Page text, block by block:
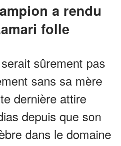
folle
sûrement pas
sans sa mère
dernière attire
depuis que son
dans le domaine